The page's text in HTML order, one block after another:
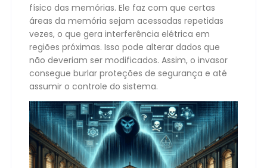
físico das memórias. Ele faz com que certas
áreas da memória sejam acessadas repetidas
vezes, o que gera interferência elétrica em
regiões próximas. Isso pode alterar dados que
não deveriam ser modificados. Assim, o invasor
consegue burlar proteções de segurança e até
assumir o controle do sistema.